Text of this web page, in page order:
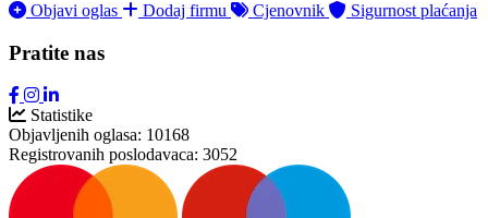
Objavi oglas Dodaj firmu Cjenovnik Sigurnost plaćanja
Pratite nas
Statistike
Objavljenih oglasa: 10168
Registrovanih poslodavaca: 3052